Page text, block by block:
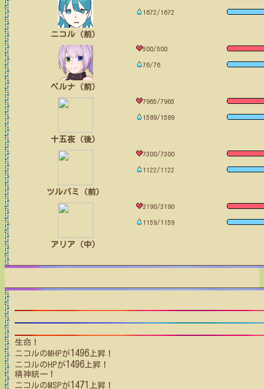
ニコル（前）
1672/1672
ベルナ（前）
500/500
76/76
十五夜（後）
7965/7965
1589/1589
ツルバミ（前）
7300/7300
1122/1122
アリア（中）
3190/3190
1159/1159
生命！
ニコルのMHPが1496上昇！
ニコルのHPが1496上昇！
精神統一！
ニコルのMSPが1471 上昇！